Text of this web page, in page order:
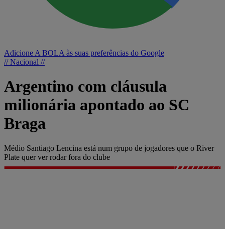
Adicione A BOLA às suas preferências do Google
// Nacional //
Argentino com cláusula
milionária apontado ao SC
Braga
Médio Santiago Lencina está num grupo de jogadores que o River
Plate quer ver rodar fora do clube